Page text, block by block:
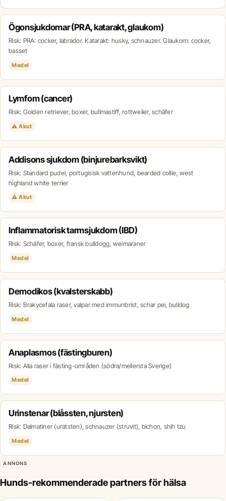
Ögonsjukdomar (PRA, katarakt, glaukom)
Risk: PRA: cocker, labrador. Katarakt: husky, schnauzer. Glaukom: cocker,
basset
Medel
Lymfom (cancer)
Risk: Golden retriever, boxer, bullmastiff, rottweiler, schäfer
⚠ Akut
Addisons sjukdom (binjurebarksvikt)
Risk: Standard pudel, portugisisk vattenhund, bearded collie, west
highland white terrier
⚠ Akut
Inflammatorisk tarmsjukdom (IBD)
Risk: Schäfer, boxer, fransk bulldogg, weimaraner
Medel
Demodikos (kvalsterskabb)
Risk: Brakycefala raser, valpar med immunbrist, schar pei, bulldog
Medel
Anaplasmos (fästingburen)
Risk: Alla raser i fästing-områden (södra/mellersta Sverige)
Medel
Urinstenar (blåssten, njursten)
Risk: Dalmatiner (uratsten), schnauzer (struvit), bichon, shih tzu
Medel
ANNONS
Hunds-rekommenderade partners för hälsa